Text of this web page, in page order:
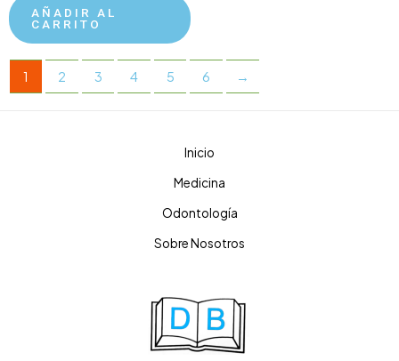
AÑADIR AL
CARRITO
1 2 3 4 5 6 →
Inicio
Medicina
Odontología
Sobre Nosotros